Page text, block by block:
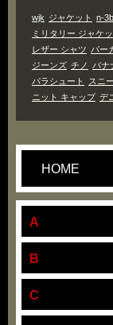
wjk ジャケット n-3b
ミリタリー ジャケ
レザー シャツ パー
ジーンズ チノ バナ
パラシュート
スニ
ニット キャップ デ
HOME
A
B
C